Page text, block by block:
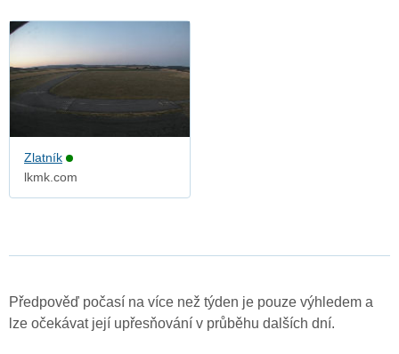
Zlatník
lkmk.com
Předpověď počasí na více než týden je pouze výhledem a
lze očekávat její upřesňování v průběhu dalších dní.